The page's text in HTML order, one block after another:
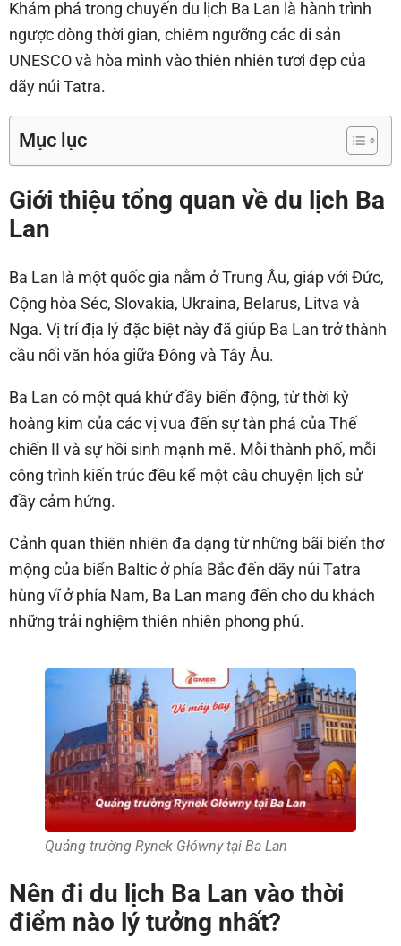
Khám phá trong chuyến du lịch Ba Lan là hành trình
ngược dòng thời gian, chiêm ngưỡng các di sản
UNESCO và hòa mình vào thiên nhiên tươi đẹp của
dãy núi Tatra.
Mục lục
Giới thiệu tổng quan về du lịch Ba
Lan
Ba Lan là một quốc gia nằm ở Trung Âu, giáp với Đức,
Cộng hòa Séc, Slovakia, Ukraina, Belarus, Litva và
Nga. Vị trí địa lý đặc biệt này đã giúp Ba Lan trở thành
cầu nối văn hóa giữa Đông và Tây Âu.
Ba Lan có một quá khứ đầy biến động, từ thời kỳ
hoàng kim của các vị vua đến sự tàn phá của Thế
chiến II và sự hồi sinh mạnh mẽ. Mỗi thành phố, mỗi
công trình kiến trúc đều kể một câu chuyện lịch sử
đầy cảm hứng.
Cảnh quan thiên nhiên đa dạng từ những bãi biển thơ
mộng của biển Baltic ở phía Bắc đến dãy núi Tatra
hùng vĩ ở phía Nam, Ba Lan mang đến cho du khách
những trải nghiệm thiên nhiên phong phú.
Quảng trường Rynek Główny tại Ba Lan
Nên đi du lịch Ba Lan vào thời
điểm nào lý tưởng nhất?